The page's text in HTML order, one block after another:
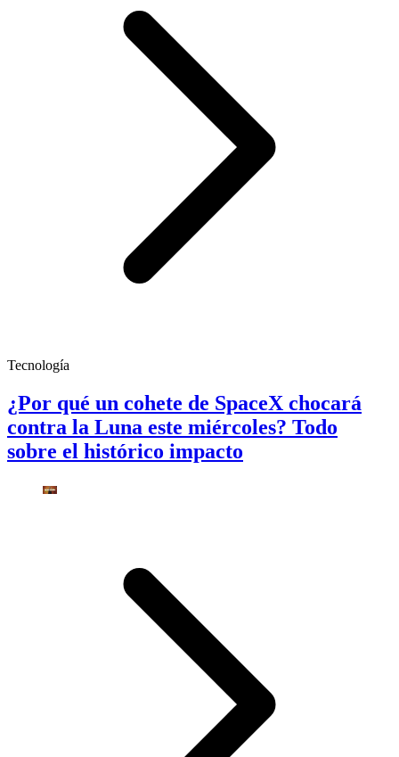
Tecnología
¿Por qué un cohete de SpaceX chocará
contra la Luna este miércoles? Todo
sobre el histórico impacto